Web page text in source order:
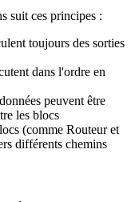
suit ces principes :
toujours des sorties
dans l'ordre en
peuvent être
les blocs
(comme Routeur et
différents chemins